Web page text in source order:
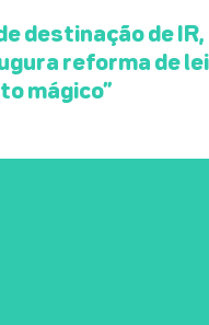
destinação de IR,
reforma de
mágico”